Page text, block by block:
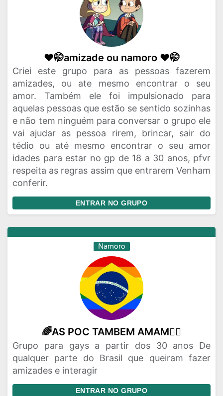
❤️🤭amizade ou namoro ❤️🤭
Criei este grupo para as pessoas fazerem
amizades, ou ate mesmo encontrar o seu
amor. Também ele foi impulsionado para
aquelas pessoas que estão se sentido sozinhas
e não tem ninguém para conversar o grupo ele
vai ajudar as pessoa rirem, brincar, sair do
tédio ou até mesmo encontrar o seu amor
idades para estar no gp de 18 a 30 anos, pfvr
respeita as regras assim que entrarem Venham
conferir.
ENTRAR NO GRUPO
Namoro
🌈AS POC TAMBEM AMAM🏳️‍🌈
Grupo para gays a partir dos 30 anos De
qualquer parte do Brasil que queiram fazer
amizades e interagir
ENTRAR NO GRUPO